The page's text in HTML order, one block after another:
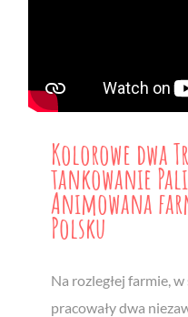
Kolorowe dwa
tankowanie
Animowana
Polsku
Na rozległej farmie,
pracowały dwa